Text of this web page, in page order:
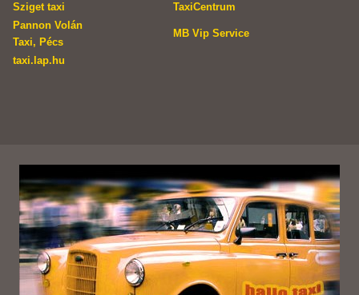
Sziget taxi
TaxiCentrum
Pannon Volán
Taxi, Pécs
MB Vip Service
taxi.lap.hu